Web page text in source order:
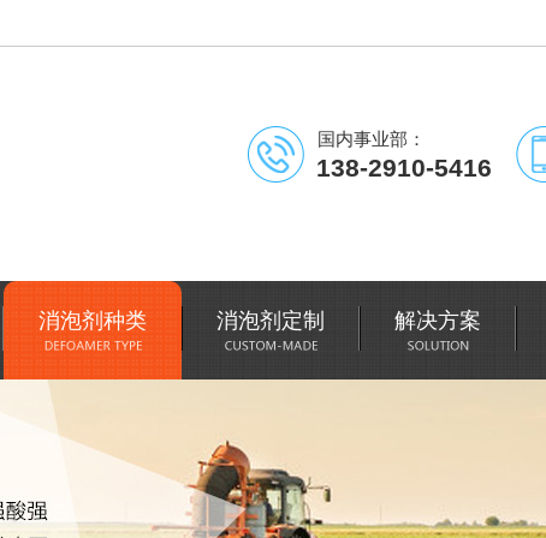
国内事业部：
138-2910-5416
消泡剂种类 消泡剂定制 解决方案